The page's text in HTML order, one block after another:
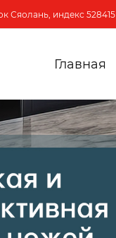
Сяолань, индекс 528415
Главная